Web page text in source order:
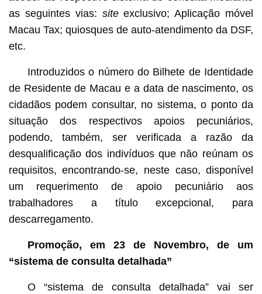
as seguintes vias: siteexclusivo; Aplicação móvel
Macau Tax; quiosques de auto-atendimento da DSF,
etc.
Introduzidos o número do Bilhete de Identidade
de Residente de Macau e a data de nascimento, os
cidadãos podem consultar, no sistema, o ponto da
situação dos respectivos apoios pecuniários,
podendo, também, ser verificada a razão da
desqualificação dos indivíduos que não reúnam os
requisitos, encontrando-se, neste caso, disponível
um requerimento de apoio pecuniário aos
trabalhadores a título excepcional, para
descarregamento.
Promoção, em 23 de Novembro, de um
“sistema de consulta detalhada”
O “sistema de consulta detalhada” vai ser